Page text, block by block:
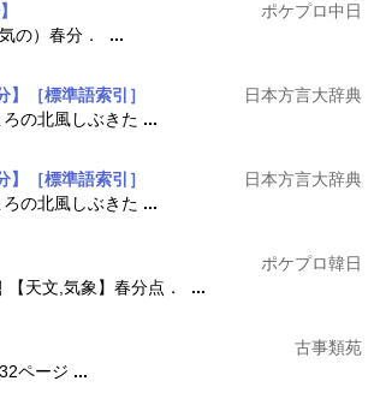
】
ポケプロ中日
の） 春分 ． ...
［標準語索引］
日本方言大辞典
の北風しぶきた ...
［標準語索引］
日本方言大辞典
の北風しぶきた ...
ポケプロ韓日
【天文,気象】 春分点． ...
古事類苑
ページ ...